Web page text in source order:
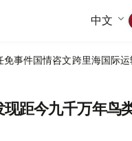
中文
免事件国情咨文跨里海国际
距今九千万年鸟